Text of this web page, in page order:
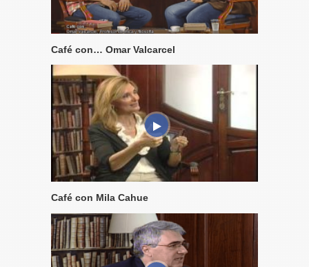
Café con… Omar Valcarcel
Café con Mila Cahue